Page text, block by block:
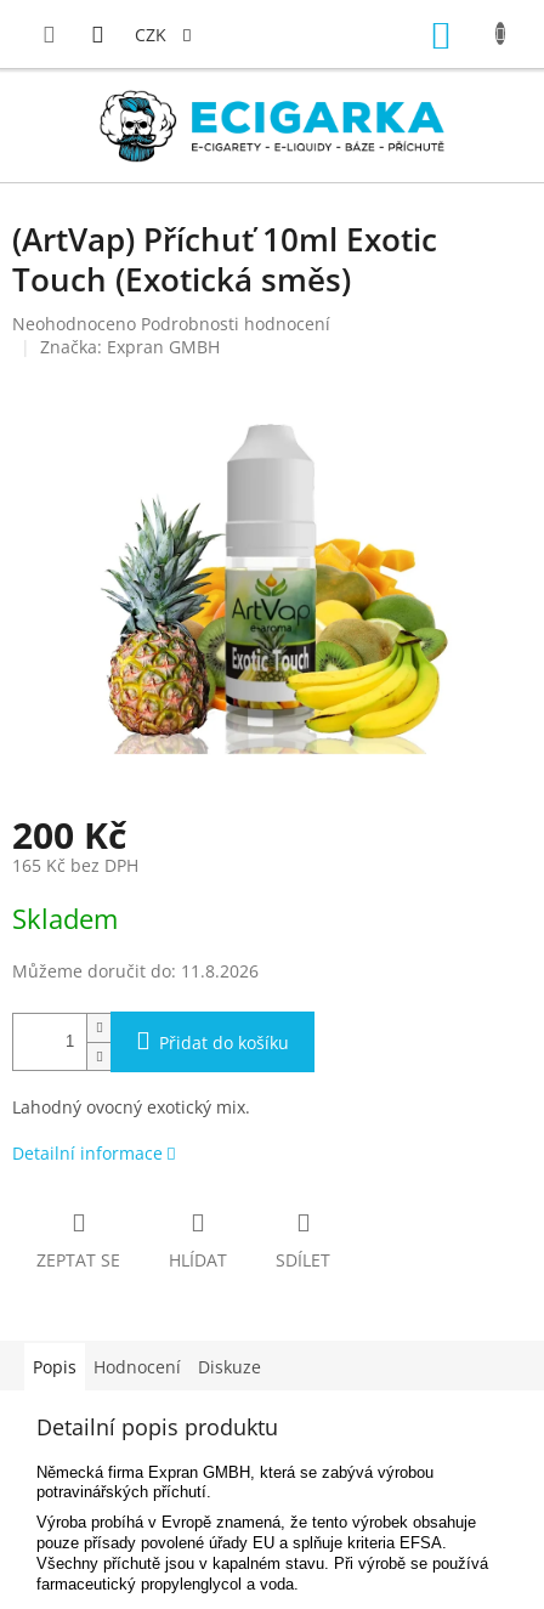
CZK
(ArtVap) Příchuť 10ml Exotic
Touch (Exotická směs)
Průměrné
hodnocení
Neohodnoceno Podrobnosti hodnocení
Značka: Expran GMBH
200 Kč
165 Kč bez DPH
cena:
Skladem
Můžeme doručit do: 11.8.2026
Přidat do košíku
Lahodný ovocný exotický mix.
Detailní informace
ZEPTAT SE HLÍDAT SDÍLET
Popis Hodnocení Diskuze
Detailní popis produktu
Německá firma Expran GMBH, která se zabývá výrobou
potravinářských příchutí.
Výroba probíhá v Evropě znamená, že tento výrobek obsahuje
pouze přísady povolené úřady EU a splňuje kriteria EFSA.
Všechny příchutě jsou v kapalném stavu. Při výrobě se používá
farmaceutický propylenglycol a voda.